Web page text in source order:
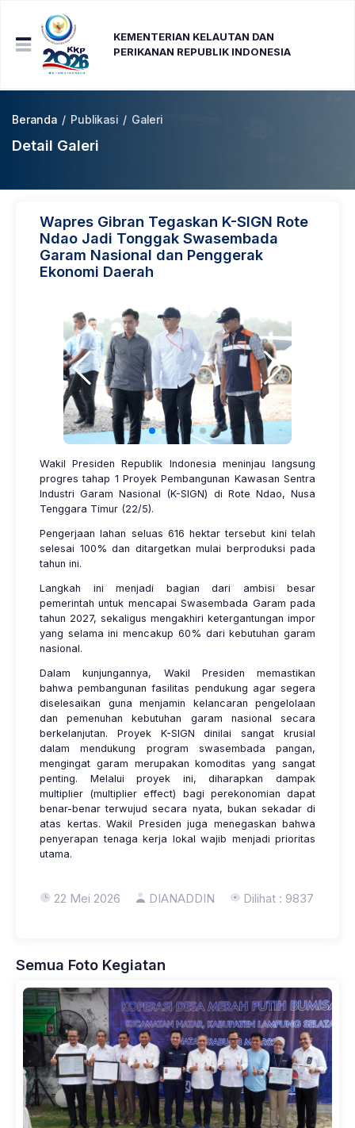
KEMENTERIAN KELAUTAN DAN
PERIKANAN REPUBLIK INDONESIA
Beranda / Publikasi / Galeri
Detail Galeri
Wapres Gibran Tegaskan K-SIGN Rote
Ndao Jadi Tonggak Swasembada
Garam Nasional dan Penggerak
Ekonomi Daerah
Wakil Presiden Republik Indonesia meninjau langsung
progres tahap 1 Proyek Pembangunan Kawasan Sentra
Industri Garam Nasional (K-SIGN) di Rote Ndao, Nusa
Tenggara Timur (22/5).
Pengerjaan lahan seluas 616 hektar tersebut kini telah
selesai 100% dan ditargetkan mulai berproduksi pada
tahun ini.
Langkah ini menjadi bagian dari ambisi besar
pemerintah untuk mencapai Swasembada Garam pada
tahun 2027, sekaligus mengakhiri ketergantungan impor
yang selama ini mencakup 60% dari kebutuhan garam
nasional.
​Dalam kunjungannya, Wakil Presiden memastikan
bahwa pembangunan fasilitas pendukung agar segera
diselesaikan guna menjamin kelancaran pengelolaan
dan pemenuhan kebutuhan garam nasional secara
berkelanjutan. Proyek K-SIGN dinilai sangat krusial
dalam mendukung program swasembada pangan,
mengingat garam merupakan komoditas yang sangat
penting. Melalui proyek ini, diharapkan dampak
multiplier (multiplier effect) bagi perekonomian dapat
benar-benar terwujud secara nyata, bukan sekadar di
atas kertas. Wakil Presiden juga menegaskan bahwa
penyerapan tenaga kerja lokal wajib menjadi prioritas
utama.
22 Mei 2026 DIANADDIN Dilihat : 9837
Semua Foto Kegiatan